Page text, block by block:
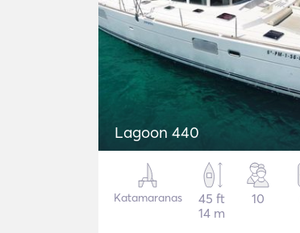
Lagoon 440
Katamaranas
45 ft
14 m
10